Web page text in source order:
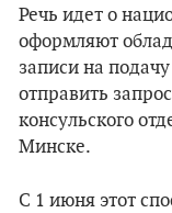
Речь идет о
оформляют
записи на
отправить
консульского
Минске.
С 1 июня этот